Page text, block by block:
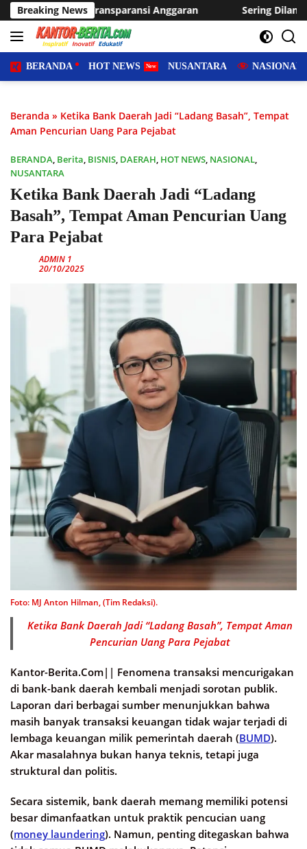
Langsung
ke
konten
Breaking News
Anggaran Sering Dilanda Genangan, Desa Sukaraja
BERANDA HOT NEWS NUSANTARA NASIONAL
Beranda » Ketika Bank Daerah Jadi “Ladang Basah”, Tempat
Aman Pencurian Uang Para Pejabat
BERANDA, Berita, BISNIS, DAERAH, HOT NEWS, NASIONAL,
NUSANTARA
Ketika Bank Daerah Jadi “Ladang
Basah”, Tempat Aman Pencurian Uang
Para Pejabat
ADMIN 1
20/10/2025
Foto: MJ Anton Hilman, (Tim Redaksi).
Ketika Bank Daerah Jadi “Ladang Basah”, Tempat Aman
Pencurian Uang Para Pejabat
Kantor-Berita.Com|| Fenomena transaksi mencurigakan
di bank-bank daerah kembali menjadi sorotan publik.
Laporan dari berbagai sumber menunjukkan bahwa
masih banyak transaksi keuangan tidak wajar terjadi di
lembaga keuangan milik pemerintah daerah (BUMD).
Akar masalahnya bukan hanya teknis, tetapi juga
struktural dan politis.
Secara sistemik, bank daerah memang memiliki potensi
besar dimanfaatkan untuk praktik pencucian uang
(money laundering). Namun, penting ditegaskan bahwa